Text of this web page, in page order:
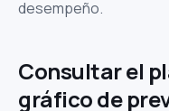
desempeño.
Consultar el
gráfico de